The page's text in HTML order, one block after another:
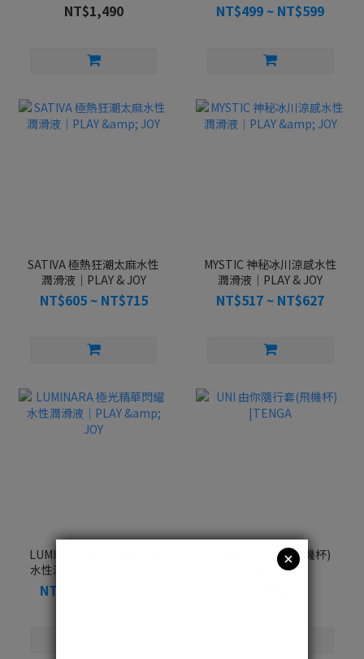
NT$1,490 NT$499 ~ NT$599
SATIVA 極熱狂潮太麻水性
潤滑液｜PLAY & JOY
NT$605 ~ NT$715
MYSTIC 神秘冰川涼感水性
潤滑液｜PLAY & JOY
NT$517 ~ NT$627
LUMINARA 極光精華閃耀
水性潤滑液｜PLAY & JOY
NT$517 ~ NT$627
UNI 由你隨行套(飛機杯)
|TENGA